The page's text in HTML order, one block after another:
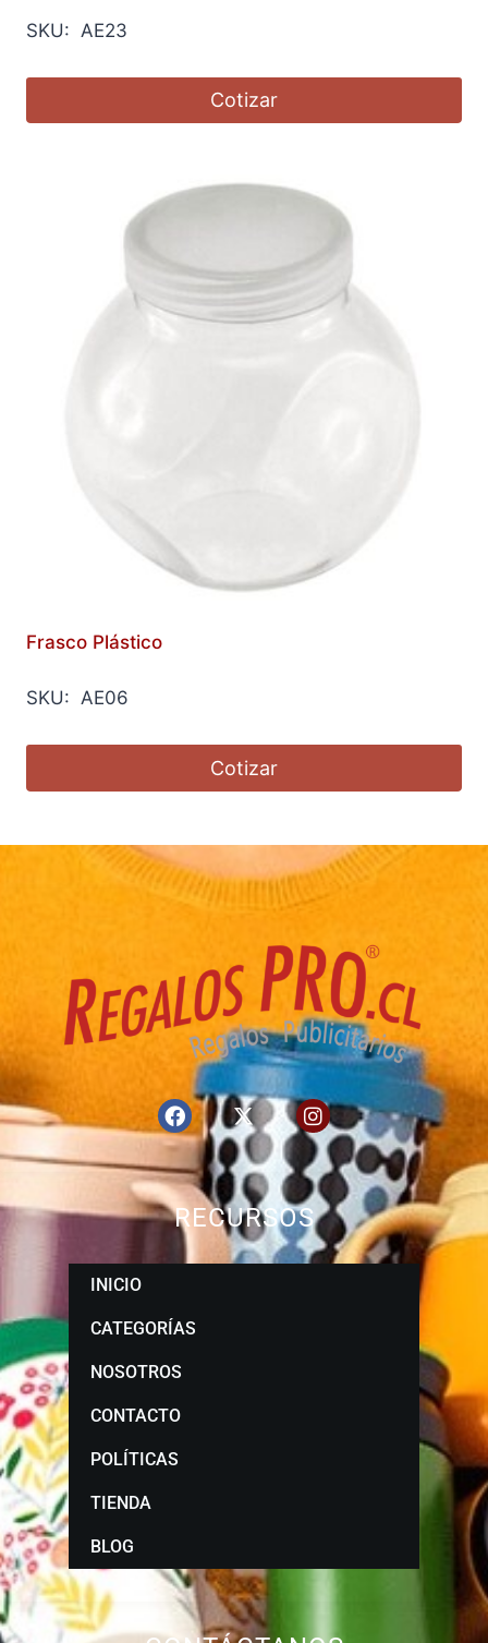
SKU: AE23
Cotizar
Frasco Plástico
SKU: AE06
Cotizar
RECURSOS
INICIO
CATEGORÍAS
NOSOTROS
CONTACTO
POLÍTICAS
TIENDA
BLOG